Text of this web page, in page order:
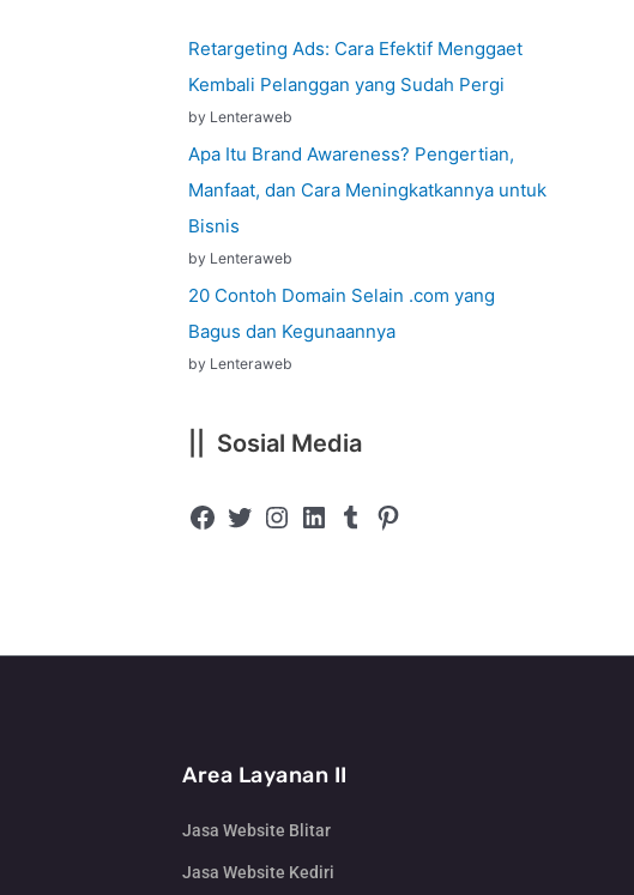
Retargeting Ads: Cara Efektif Menggaet
Kembali Pelanggan yang Sudah Pergi
by Lenteraweb
Apa Itu Brand Awareness? Pengertian,
Manfaat, dan Cara Meningkatkannya untuk
Bisnis
by Lenteraweb
20 Contoh Domain Selain .com yang
Bagus dan Kegunaannya
by Lenteraweb
|| Sosial Media
Area Layanan II
Jasa Website Blitar
Jasa Website Kediri